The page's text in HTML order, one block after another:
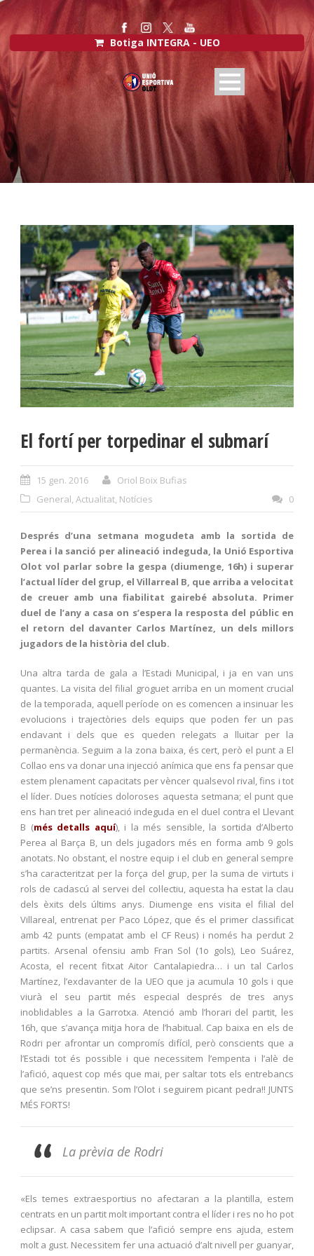
Botiga INTEGRA - UEO
El fortí per torpedinar el submarí
15 gen. 2016
Oriol Boix Bufias
General, Actualitat, Notícies 0
Després d’una setmana mogudeta amb la sortida de
Perea i la sanció per alineació indeguda, la Unió Esportiva
Olot vol parlar sobre la gespa (diumenge, 16h) i superar
l’actual líder del grup, el Villarreal B, que arriba a velocitat
de creuer amb una fiabilitat gairebé absoluta. Primer
duel de l’any a casa on s’espera la resposta del públic en
el retorn del davanter Carlos Martínez, un dels millors
jugadors de la història del club.
Una altra tarda de gala a l’Estadi Municipal, i ja en van uns
quantes. La visita del filial groguet arriba en un moment crucial
de la temporada, aquell període on es comencen a insinuar les
evolucions i trajectòries dels equips que poden fer un pas
endavant i dels que es queden relegats a lluitar per la
permanència. Seguim a la zona baixa, és cert, però el punt a El
Collao ens va donar una injecció anímica que ens fa pensar que
estem plenament capacitats per vèncer qualsevol rival, fins i tot
el líder. Dues notícies doloroses aquesta setmana; el punt que
ens han tret per alineació indeguda en el duel contra el Llevant
B (més detalls aquí), i la més sensible, la sortida d’Alberto
Perea al Barça B, un dels jugadors més en forma amb 9 gols
anotats. No obstant, el nostre equip i el club en general sempre
s’ha caracteritzat per la força del grup, per la suma de virtuts i
rols de cadascú al servei del col·lectiu, aquesta ha estat la clau
dels èxits dels últims anys. Diumenge ens visita el filial del
Villareal, entrenat per Paco López, que és el primer classificat
amb 42 punts (empatat amb el CF Reus) i només ha perdut 2
partits. Arsenal ofensiu amb Fran Sol (1o gols), Leo Suárez,
Acosta, el recent fitxat Aitor Cantalapiedra… i un tal Carlos
Martínez, l’exdavanter de la UEO que ja acumula 10 gols i que
viurà el seu partit més especial després de tres anys
inoblidables a la Garrotxa. Atenció amb l’horari del partit, les
16h, que s’avança mitja hora de l’habitual. Cap baixa en els de
Rodri per afrontar un compromís difícil, però conscients que a
l’Estadi tot és possible i que necessitem l’empenta i l’alè de
l’afició, aquest cop més que mai, per saltar tots els entrebancs
que se’ns presentin. Som l’Olot i seguirem picant pedra!! JUNTS
MÉS FORTS!
La prèvia de Rodri
«Els temes extraesportius no afectaran a la plantilla, estem
centrats en un partit molt important contra el líder i res no ho pot
eclipsar. A casa sabem que l’afició sempre ens ajuda, estem
molt a gust. Necessitem fer una actuació d’alt nivell per guanyar,